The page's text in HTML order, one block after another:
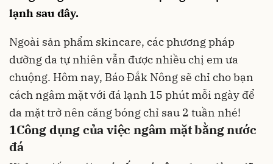
lạnh sau đây.
Ngoài sản phẩm skincare, các phương pháp
dưỡng da tự nhiên vẫn được nhiều chị em ưa
chuộng. Hôm nay, Báo Đắk Nông sẽ chỉ cho bạn
cách ngâm mặt với đá lạnh 15 phút mỗi ngày để
da mặt trở nên căng bóng chỉ sau 2 tuần nhé!
1Công dụng của việc ngâm mặt bằng nước
đá